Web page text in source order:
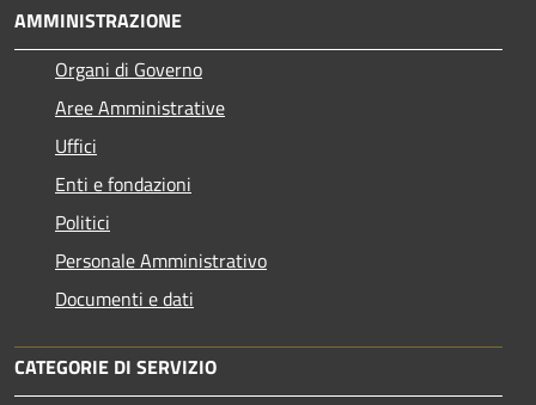
AMMINISTRAZIONE
Organi di Governo
Aree Amministrative
Uffici
Enti e fondazioni
Politici
Personale Amministrativo
Documenti e dati
CATEGORIE DI SERVIZIO